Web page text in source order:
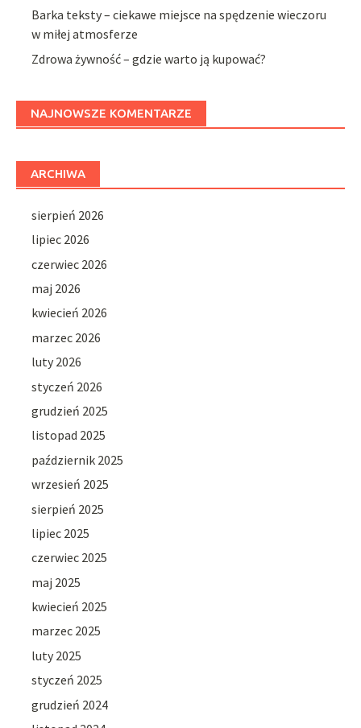
Barka teksty – ciekawe miejsce na spędzenie wieczoru
w miłej atmosferze
Zdrowa żywność – gdzie warto ją kupować?
NAJNOWSZE KOMENTARZE
ARCHIWA
sierpień 2026
lipiec 2026
czerwiec 2026
maj 2026
kwiecień 2026
marzec 2026
luty 2026
styczeń 2026
grudzień 2025
listopad 2025
październik 2025
wrzesień 2025
sierpień 2025
lipiec 2025
czerwiec 2025
maj 2025
kwiecień 2025
marzec 2025
luty 2025
styczeń 2025
grudzień 2024